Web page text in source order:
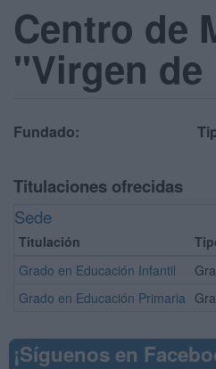
Centro de
"Virgen
Fundado:
Titulaciones ofrecidas
Sede
Titulación
Grado en Educación Infantil
Grado en Educación Primaria
¡Síguenos en